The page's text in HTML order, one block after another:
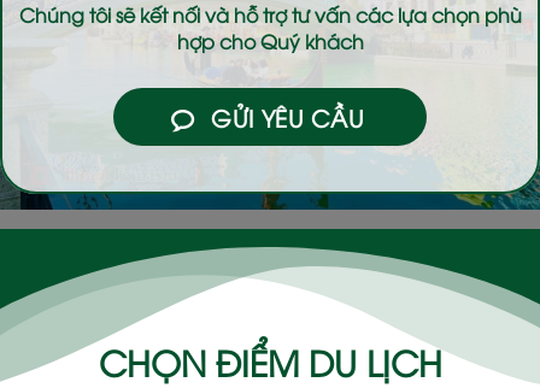
Chúng tôi sẽ kết nối và hỗ trợ tư vấn các lựa chọn phù
hợp cho Quý khách
GỬI YÊU CẦU
CHỌN ĐIỂM DU LỊCH